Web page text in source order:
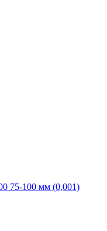
75-100 мм (0,001)